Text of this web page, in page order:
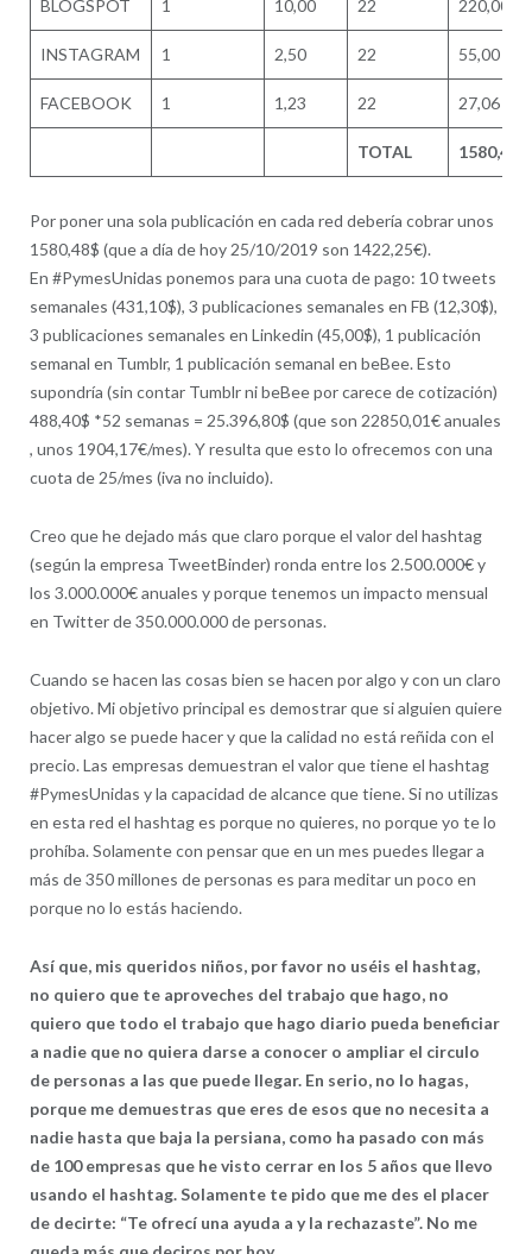
BLOGSPOT 1 10,00 22 220,00
INSTAGRAM 1 2,50 22 55,00
FACEBOOK 1 1,23 22 27,06
TOTAL 1580,48
Por poner una sola publicación en cada red debería cobrar unos
1580,48$ (que a día de hoy 25/10/2019 son 1422,25€).
En #PymesUnidas ponemos para una cuota de pago: 10 tweets
semanales (431,10$), 3 publicaciones semanales en FB (12,30$),
3 publicaciones semanales en Linkedin (45,00$), 1 publicación
semanal en Tumblr, 1 publicación semanal en beBee. Esto
supondría (sin contar Tumblr ni beBee por carece de cotización)
488,40$ *52 semanas = 25.396,80$ (que son 22850,01€ anuales
, unos 1904,17€/mes). Y resulta que esto lo ofrecemos con una
cuota de 25/mes (iva no incluido).
Creo que he dejado más que claro porque el valor del hashtag
(según la empresa TweetBinder) ronda entre los 2.500.000€ y
los 3.000.000€ anuales y porque tenemos un impacto mensual
en Twitter de 350.000.000 de personas.
Cuando se hacen las cosas bien se hacen por algo y con un claro
objetivo. Mi objetivo principal es demostrar que si alguien quiere
hacer algo se puede hacer y que la calidad no está reñida con el
precio. Las empresas demuestran el valor que tiene el hashtag
#PymesUnidas y la capacidad de alcance que tiene. Si no utilizas
en esta red el hashtag es porque no quieres, no porque yo te lo
prohíba. Solamente con pensar que en un mes puedes llegar a
más de 350 millones de personas es para meditar un poco en
porque no lo estás haciendo.
Así que, mis queridos niños, por favor no uséis el hashtag,
no quiero que te aproveches del trabajo que hago, no
quiero que todo el trabajo que hago diario pueda beneficiar
a nadie que no quiera darse a conocer o ampliar el circulo
de personas a las que puede llegar. En serio, no lo hagas,
porque me demuestras que eres de esos que no necesita a
nadie hasta que baja la persiana, como ha pasado con más
de 100 empresas que he visto cerrar en los 5 años que llevo
usando el hashtag. Solamente te pido que me des el placer
de decirte: “Te ofrecí una ayuda a y la rechazaste”. No me